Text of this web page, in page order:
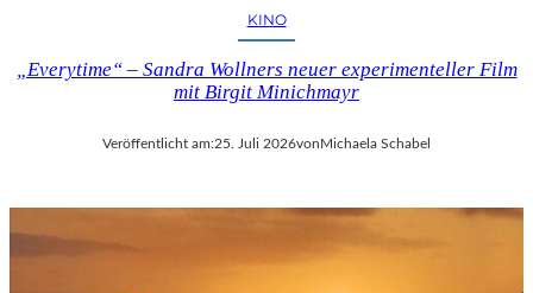
KINO
„Everytime“ – Sandra Wollners neuer experimenteller Film
mit Birgit Minichmayr
Veröffentlicht am:25. Juli 2026vonMichaela Schabel